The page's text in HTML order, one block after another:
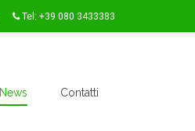
Tel: +39 080 3433383
News Contatti